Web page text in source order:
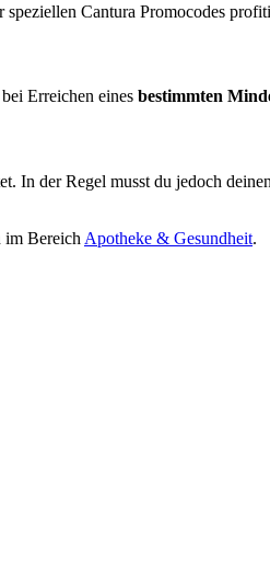
Cantura Promocodes
Erreichen eines bestimmten
In der Regel musst du jedoch deinen
im Bereich Apotheke & Gesundheit.